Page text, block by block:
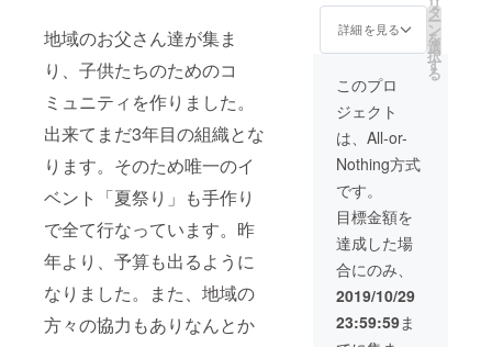
地域のお父さん達が集ま
り、子供たちのためのコ
ミュニティを作りました。
出来てまだ3年目の組織とな
ります。そのため唯一のイ
ベント「夏祭り」も手作り
で全て行なっています。昨
年より、予算も出るように
なりました。また、地域の
方々の協力もありなんとか
書きを
同封さ
す。 当
日の会
場パネ
ルに支
援者様
のお名
て頂き
ます。
※支援
時、必
ず備考
欄にご
希望の
貸しし
ます。
※交通
費、機
材移動
費は別
途請求
させて
頂きま
す※ 備
所、連
絡先の
記入を
お願い
しま
す。
詳細を見る
タ
ー
ン
を
選
択
す
る
このプロ
ジェクト
は、All-or-
Nothing方式
です。
目標金額を
達成した場
合にのみ、
2019/10/29
23:59:59ま